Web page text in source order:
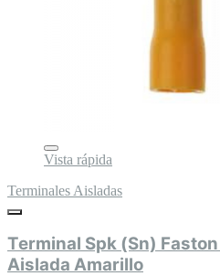
Vista rápida
Terminales Aisladas
Terminal Spk (Sn)
Aislada Amarillo